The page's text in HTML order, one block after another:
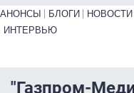
Primary links bottom
АНОНСЫ БЛОГИ НОВОСТИ
ИНТЕРВЬЮ
"Газпром-